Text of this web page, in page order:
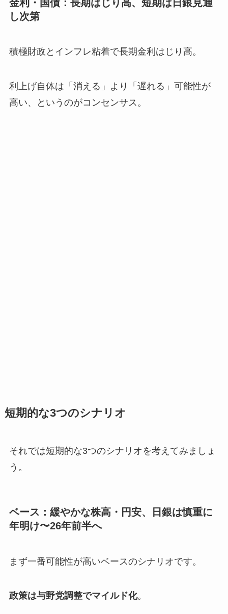
金利・国債：長期はじり高、短期は日銀見通
し次第
積極財政とインフレ粘着で長期金利はじり高。
利上げ自体は「消える」より「遅れる」可能性が
高い、というのがコンセンサス。
短期的な3つのシナリオ
それでは短期的な3つのシナリオを考えてみましょ
う。
ベース：緩やかな株高・円安、日銀は慎重に
年明け〜26年前半へ
まず一番可能性が高いベースのシナリオです。
政策は与野党調整でマイルド化。